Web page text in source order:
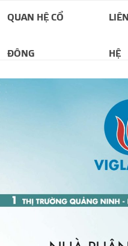
QUAN HỆ CỔ
ĐÔNG
LIÊN
HỆ